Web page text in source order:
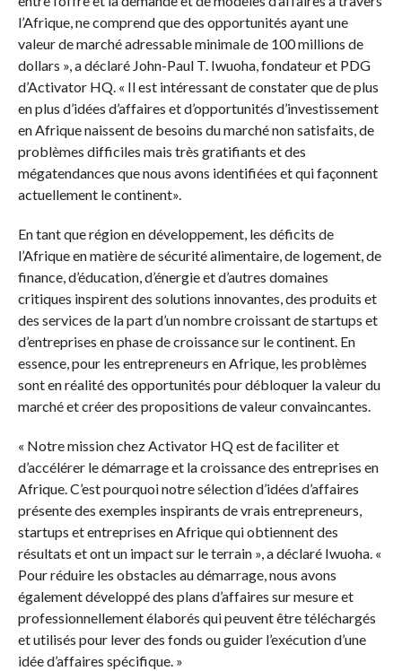
l’Afrique, ne comprend que des opportunités ayant une
valeur de marché adressable minimale de 100 millions de
dollars », a déclaré John-Paul T. Iwuoha, fondateur et PDG
d’Activator HQ. « Il est intéressant de constater que de plus
en plus d’idées d’affaires et d’opportunités d’investissement
en Afrique naissent de besoins du marché non satisfaits, de
problèmes difficiles mais très gratifiants et des
mégatendances que nous avons identifiées et qui façonnent
actuellement le continent».
En tant que région en développement, les déficits de
l’Afrique en matière de sécurité alimentaire, de logement, de
finance, d’éducation, d’énergie et d’autres domaines
critiques inspirent des solutions innovantes, des produits et
des services de la part d’un nombre croissant de startups et
d’entreprises en phase de croissance sur le continent. En
essence, pour les entrepreneurs en Afrique, les problèmes
sont en réalité des opportunités pour débloquer la valeur du
marché et créer des propositions de valeur convaincantes.
« Notre mission chez Activator HQ est de faciliter et
d’accélérer le démarrage et la croissance des entreprises en
Afrique. C’est pourquoi notre sélection d’idées d’affaires
présente des exemples inspirants de vrais entrepreneurs,
startups et entreprises en Afrique qui obtiennent des
résultats et ont un impact sur le terrain », a déclaré Iwuoha. «
Pour réduire les obstacles au démarrage, nous avons
également développé des plans d’affaires sur mesure et
professionnellement élaborés qui peuvent être téléchargés
et utilisés pour lever des fonds ou guider l’exécution d’une
idée d’affaires spécifique. »